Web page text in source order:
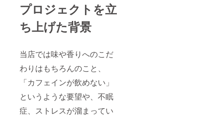
プロジェクトを立
ち上げた背景
当店では味や香りへのこだ
わりはもちろんのこと、
「カフェインが飲めない」
というような要望や、不眠
症、ストレスが溜まってい